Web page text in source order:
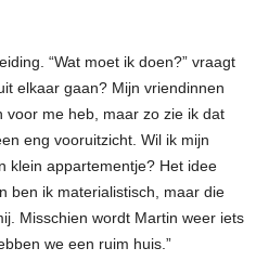
“Wat moet ik doen?” vraagt
elkaar gaan? Mijn vriendinnen
voor me heb, maar zo zie ik dat
eng vooruitzicht. Wil ik mijn
klein appartementje? Het idee
ben ik materialistisch, maar die
Misschien wordt Martin weer iets
we een ruim huis.”